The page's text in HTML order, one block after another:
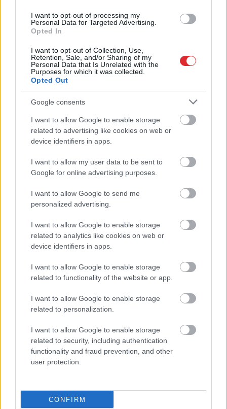
I want to opt-out of processing my
Personal Data for Targeted Advertising.
Opted In
I want to opt-out of Collection, Use,
Retention, Sale, and/or Sharing of my
Personal Data that Is Unrelated with the
Purposes for which it was collected.
Opted Out
Google consents
I want to allow Google to enable storage
related to advertising like cookies on web or
device identifiers in apps.
I want to allow my user data to be sent to
Google for online advertising purposes.
I want to allow Google to send me
personalized advertising.
I want to allow Google to enable storage
related to analytics like cookies on web or
device identifiers in apps.
I want to allow Google to enable storage
related to functionality of the website or app.
I want to allow Google to enable storage
related to personalization.
I want to allow Google to enable storage
related to security, including authentication
functionality and fraud prevention, and other
user protection.
CONFIRM
pēc 45 gadu vecuma nevajadzētu pārlieku
aizrauties
“Pirmo reizi ko tādu redzu.” Pircēji
sajūsmā par veikalā novēroto
jaunieviesumu
bruņoto spēku virspavēlnieks ir nolēmis
mainīt pieeju
Lasīt citas ziņas
Speciālistikonsultē: Rudens vīrusi, klepus
profilakse un ārstēšanas iespējas
Atcelt Ziņot